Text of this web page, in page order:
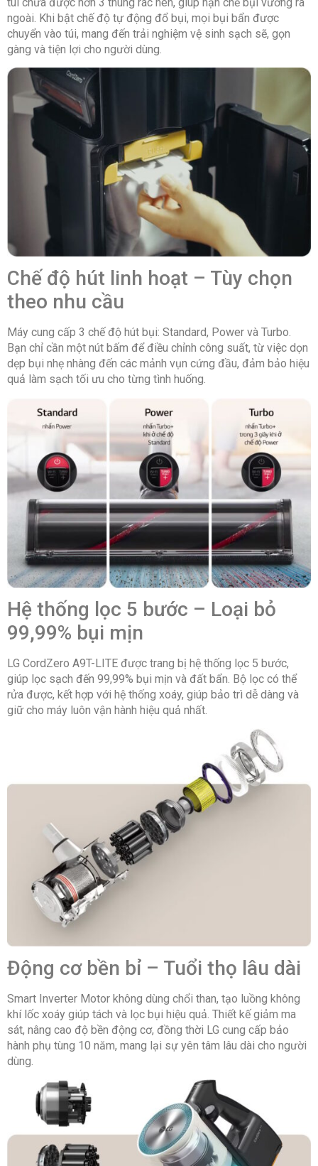
ngoài. Khi bật chế độ tự động đổ bụi, mọi bụi bẩn được
chuyển vào túi, mang đến trải nghiệm vệ sinh sạch sẽ, gọn
gàng và tiện lợi cho người dùng.
Chế độ hút linh hoạt – Tùy chọn
theo nhu cầu
Máy cung cấp 3 chế độ hút bụi: Standard, Power và Turbo.
Bạn chỉ cần một nút bấm để điều chỉnh công suất, từ việc dọn
dẹp bụi nhẹ nhàng đến các mảnh vụn cứng đầu, đảm bảo hiệu
quả làm sạch tối ưu cho từng tình huống.
Hệ thống lọc 5 bước – Loại bỏ
99,99% bụi mịn
LG CordZero A9T-LITE được trang bị hệ thống lọc 5 bước,
giúp lọc sạch đến 99,99% bụi mịn và đất bẩn. Bộ lọc có thể
rửa được, kết hợp với hệ thống xoáy, giúp bảo trì dễ dàng và
giữ cho máy luôn vận hành hiệu quả nhất.
Động cơ bền bỉ – Tuổi thọ lâu dài
Smart Inverter Motor không dùng chổi than, tạo luồng không
khí lốc xoáy giúp tách và lọc bụi hiệu quả. Thiết kế giảm ma
sát, nâng cao độ bền động cơ, đồng thời LG cung cấp bảo
hành phụ tùng 10 năm, mang lại sự yên tâm lâu dài cho người
dùng.